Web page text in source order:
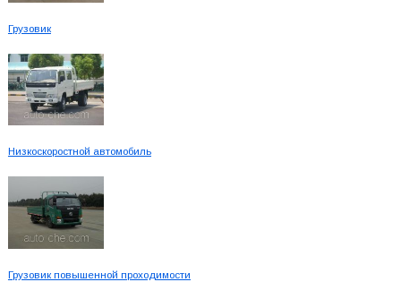
Грузовик
Низкоскоростной автомобиль
Грузовик повышенной проходимости